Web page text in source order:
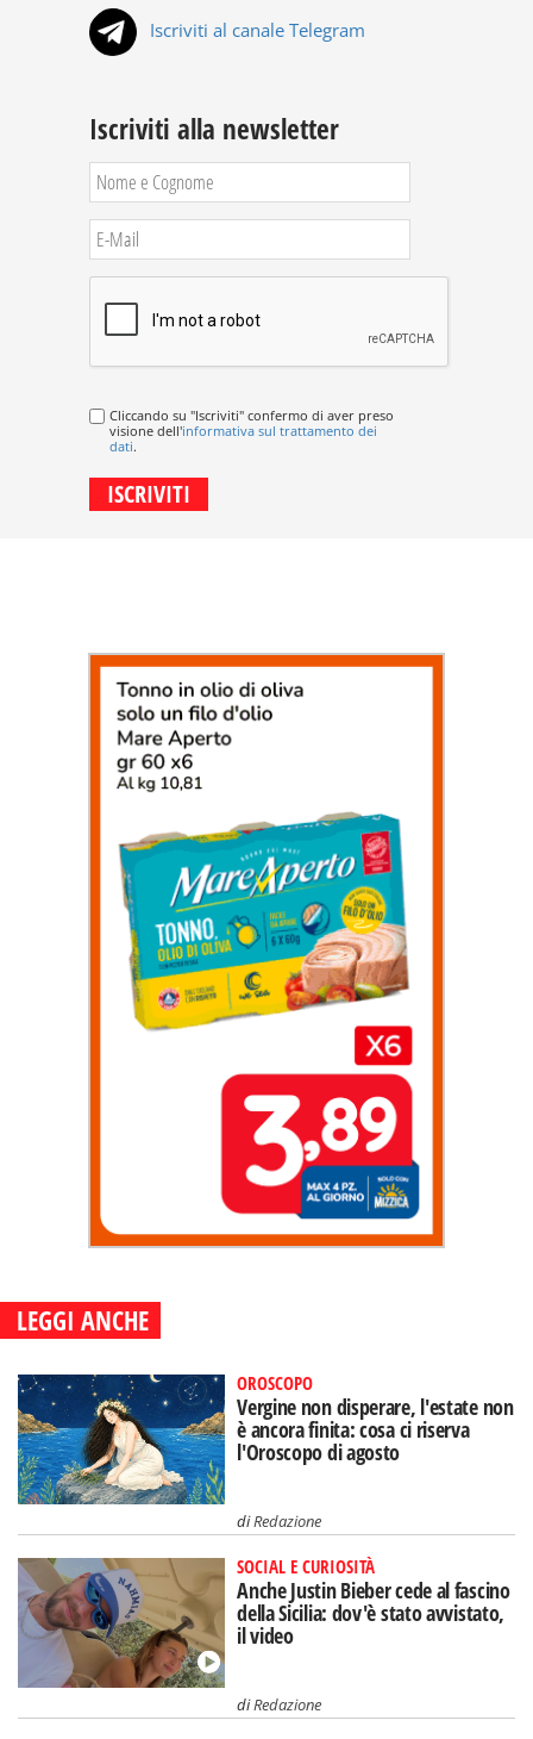
Iscriviti al canale Telegram
Iscriviti alla newsletter
Cliccando su "Iscriviti" confermo di aver preso
visione dell'informativa sul trattamento dei
dati.
LEGGI ANCHE
OROSCOPO
Vergine non disperare, l'estate non
è ancora finita: cosa ci riserva
l'Oroscopo di agosto
diRedazione
SOCIAL E CURIOSITÀ
Anche Justin Bieber cede al fascino
della Sicilia: dov'è stato avvistato,
il video
diRedazione